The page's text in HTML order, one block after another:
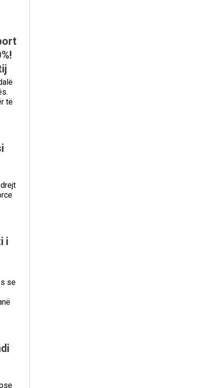
të
i
se